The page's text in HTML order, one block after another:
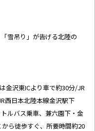
雪吊り」が告げる北陸の
金沢東ICより車で約30分/JR
西日本北陸本線金沢駅下
ルバス乗車、兼六園下・金
ら徒歩すぐ、所要時間約20